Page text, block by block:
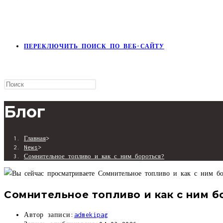
ПЕРЕКЛЮЧИТЬ ПОИСК ПО ВЕБ-САЙТУ
Блог
Главная>
News>
Сомнительное топливо и как с ним бороться?
Сомнительное топливо и как с ним
Автор записи: admekipag